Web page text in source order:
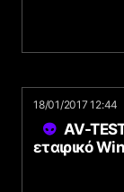
18/01/2017 12:44
AV-
εταιρικό